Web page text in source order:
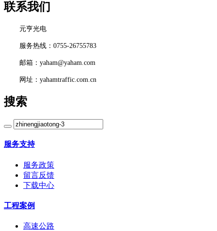
联系我们
元亨光电
服务热线：0755-26755783
邮箱：yaham@yaham.com
网址：yahamtraffic.com.cn
搜索
服务支持
服务政策
留言反馈
下载中心
工程案例
高速公路